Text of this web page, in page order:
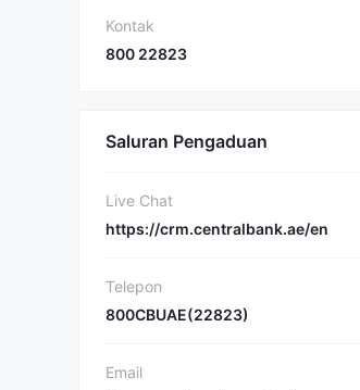
Kontak
800 22823
Saluran Pengaduan
Live Chat
https://crm.centralbank.ae/en
Telepon
800CBUAE(22823)
Email